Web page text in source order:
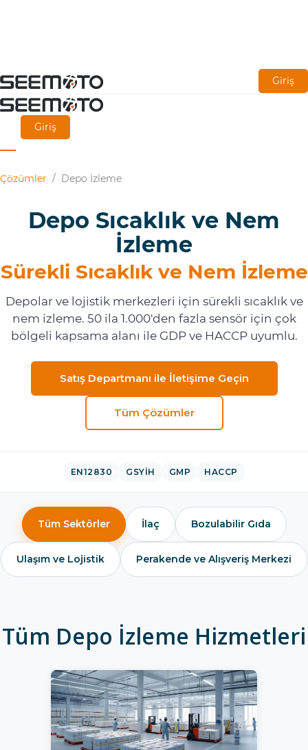
Ana
içeriğe
Giriş
Giriş
Çözümler / Depo İzleme
Depo Sıcaklık ve Nem
İzleme
Sürekli Sıcaklık ve Nem İzleme
Depolar ve lojistik merkezleri için sürekli sıcaklık ve
nem izleme. 50 ila 1.000'den fazla sensör için çok
bölgeli kapsama alanı ile GDP ve HACCP uyumlu.
Satış Departmanı ile İletişime Geçin
Tüm Çözümler
EN12830 GSYİH GMP HACCP
Tüm Sektörler İlaç Bozulabilir Gıda
Ulaşım ve Lojistik Perakende ve Alışveriş Merkezi
Tüm Depo İzleme Hizmetleri